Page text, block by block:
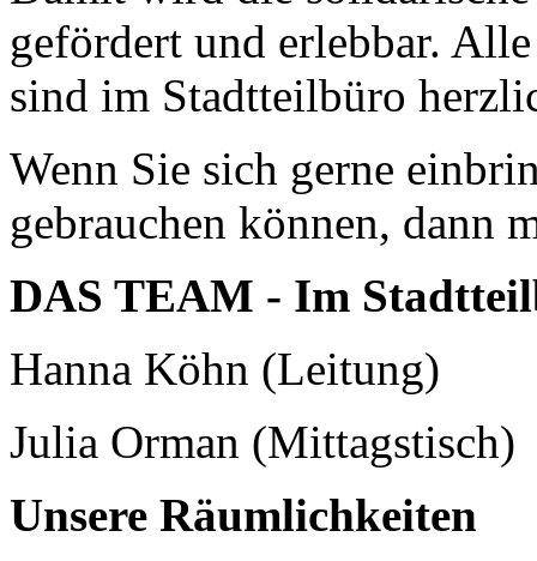
gefördert und erlebbar.
sind im Stadtteilbüro
Wenn Sie sich gerne
gebrauchen können, dann
DAS TEAM - Im
Hanna Köhn (Leitung)
Julia Orman (Mittagstisch)
Unsere Räumlichkeiten